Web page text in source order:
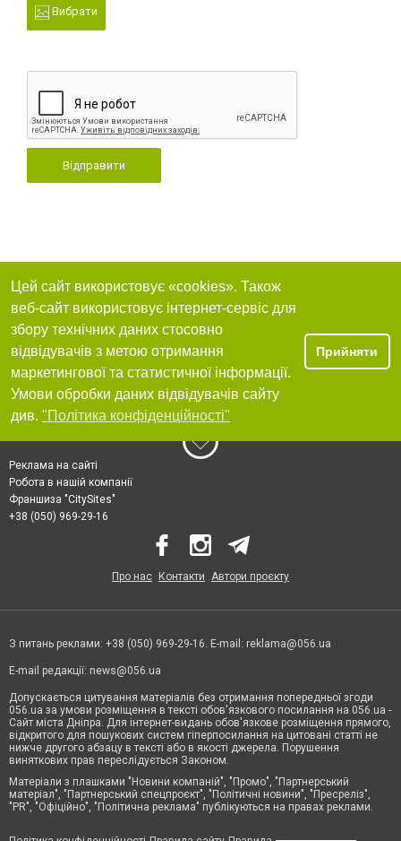
Вибрати
Відправити
Цей сайт використовує «cookies». Також
веб-сайт використовує інтернет-сервіс для
збору технічних даних стосовно
відвідувачів з метою отримання
маркетингової та статистичної інформації.
Умови обробки даних відвідувачів сайту
див. "Політика конфіденційності"
Прийняти
Реклама на сайті
Робота в нашій компанії
Франшиза "CitySites"
+38 (050) 969-29-16
Про нас Контакти Автори проєкту
З питань реклами: +38 (050) 969-29-16. E-mail: reklama@056.ua
E-mail редакції: news@056.ua
Допускається цитування матеріалів без отримання попередньої згоди
056.ua за умови розміщення в тексті обов'язкового посилання на 056.ua -
Сайт міста Дніпра. Для інтернет-видань обов'язкове розміщення прямого,
відкритого для пошукових систем гіперпосилання на цитовані статті не
нижче другого абзацу в тексті або в якості джерела. Порушення
виняткових прав переслідується Законом.
Матеріали з плашками "Новини компаній", "Промо", "Партнерський
матеріал", "Партнерський спецпроєкт", "Політичні новини", "Пресреліз",
"PR", "Офіційно", "Політична реклама" публікуються на правах реклами.